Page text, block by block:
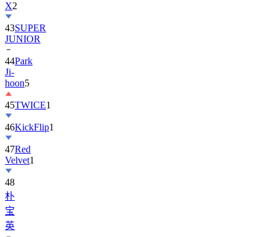
43SUPER
JUNIOR
44Park
Ji-
hoon5
45TWICE
46KickFlip
47Red
Velvet
48
朴
宝
英
49